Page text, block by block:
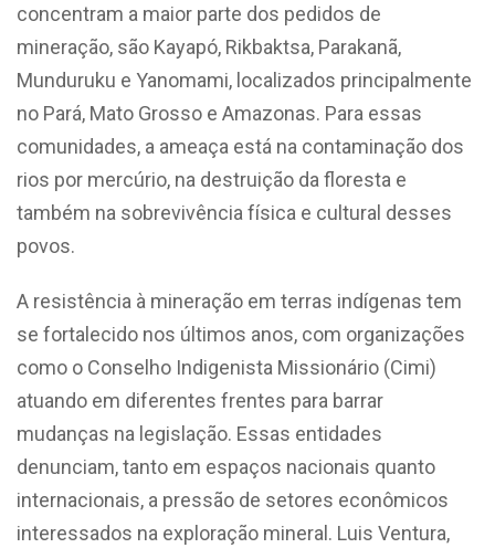
concentram a maior parte dos pedidos de
mineração, são Kayapó, Rikbaktsa, Parakanã,
Munduruku e Yanomami, localizados principalmente
no Pará, Mato Grosso e Amazonas. Para essas
comunidades, a ameaça está na contaminação dos
rios por mercúrio, na destruição da floresta e
também na sobrevivência física e cultural desses
povos.
A resistência à mineração em terras indígenas tem
se fortalecido nos últimos anos, com organizações
como o Conselho Indigenista Missionário (Cimi)
atuando em diferentes frentes para barrar
mudanças na legislação. Essas entidades
denunciam, tanto em espaços nacionais quanto
internacionais, a pressão de setores econômicos
interessados na exploração mineral. Luis Ventura,